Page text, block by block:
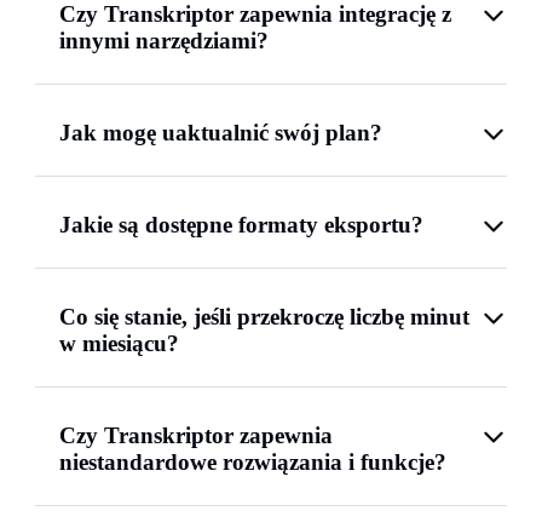
Czy Transkriptor zapewnia integrację z
innymi narzędziami?
Jak mogę uaktualnić swój plan?
Jakie są dostępne formaty eksportu?
Co się stanie, jeśli przekroczę liczbę minut
w miesiącu?
Czy Transkriptor zapewnia
niestandardowe rozwiązania i funkcje?